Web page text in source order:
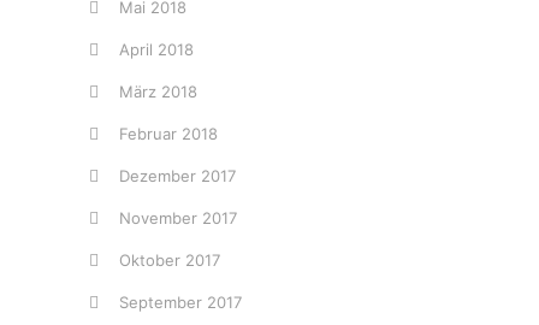
Mai 2018
April 2018
März 2018
Februar 2018
Dezember 2017
November 2017
Oktober 2017
September 2017